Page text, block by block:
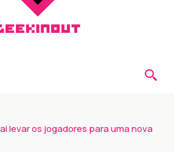
levar os jogadores para uma nova